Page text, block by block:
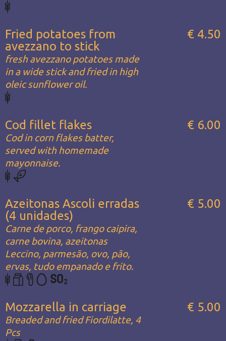
Fried potatoes from
avezzano to stick
fresh avezzano potatoes made
in a wide stick and fried in high
oleic sunflower oil.
€ 4.50
Cod fillet flakes
Cod in corn flakes batter,
served with homemade
mayonnaise.
€ 6.00
Azeitonas Ascoli erradas
(4 unidades)
Carne de porco, frango caipira,
carne bovina, azeitonas
Leccino, parmesão, ovo, pão,
ervas, tudo empanado e frito.
€ 5.00
Mozzarella in carriage
Breaded and fried Fiordilatte, 4
Pcs
€ 5.00